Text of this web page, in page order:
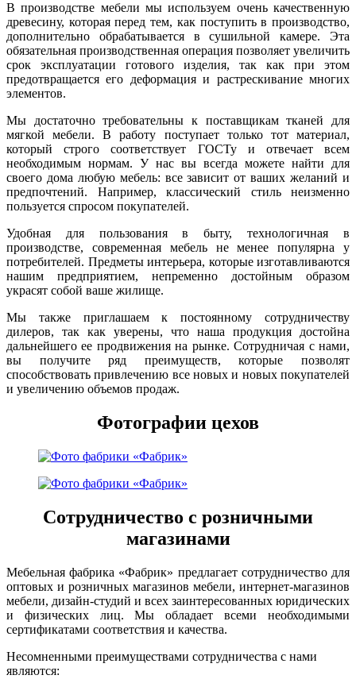
В производстве мебели мы используем очень качественную
древесину, которая перед тем, как поступить в производство,
дополнительно обрабатывается в сушильной камере. Эта
обязательная производственная операция позволяет увеличить
срок эксплуатации готового изделия, так как при этом
предотвращается его деформация и растрескивание многих
элементов.
Мы достаточно требовательны к поставщикам тканей для
мягкой мебели. В работу поступает только тот материал,
который строго соответствует ГОСТу и отвечает всем
необходимым нормам. У нас вы всегда можете найти для
своего дома любую мебель: все зависит от ваших желаний и
предпочтений. Например, классический стиль неизменно
пользуется спросом покупателей.
Удобная для пользования в быту, технологичная в
производстве, современная мебель не менее популярна у
потребителей. Предметы интерьера, которые изготавливаются
нашим предприятием, непременно достойным образом
украсят собой ваше жилище.
Мы также приглашаем к постоянному сотрудничеству
дилеров, так как уверены, что наша продукция достойна
дальнейшего ее продвижения на рынке. Сотрудничая с нами,
вы получите ряд преимуществ, которые позволят
способствовать привлечению все новых и новых покупателей
и увеличению объемов продаж.
Фотографии цехов
Сотрудничество с розничными
магазинами
Мебельная фабрика «Фабрик» предлагает сотрудничество для
оптовых и розничных магазинов мебели, интернет-магазинов
мебели, дизайн-студий и всех заинтересованных юридических
и физических лиц. Мы обладает всеми необходимыми
сертификатами соответствия и качества.
Несомненными преимуществами сотрудничества с нами
являются: